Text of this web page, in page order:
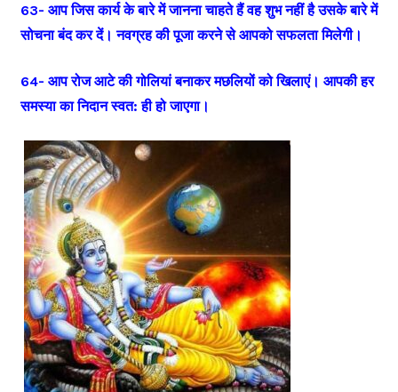
63- आप जिस कार्य के बारे में जानना चाहते हैं वह शुभ नहीं है उसके बारे में
सोचना बंद कर दें। नवग्रह की पूजा करने से आपको सफलता मिलेगी।
64- आप रोज आटे की गोलियां बनाकर मछलियों को खिलाएं। आपकी हर
समस्या का निदान स्वत: ही हो जाएगा।